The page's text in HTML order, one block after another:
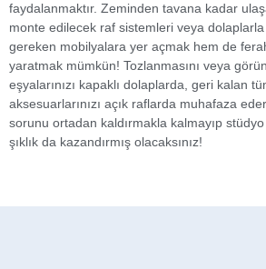
faydalanmaktır. Zeminden tavana kadar
monte edilecek raf sistemleri veya
gereken mobilyalara yer açmak hem de
yaratmak mümkün! Tozlanmasını veya
eşyalarınızı kapaklı dolaplarda, geri kalan
aksesuarlarınızı açık raflarda muhafaza
sorunu ortadan kaldırmakla kalmayıp
şıklık da kazandırmış olacaksınız!